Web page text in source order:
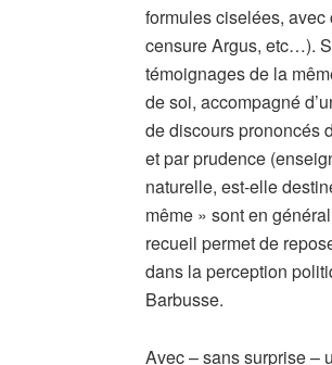
formules ciselées,
censure Argus, etc…).
témoignages de la
de soi, accompagné
de discours prononcés
et par prudence
naturelle, est-elle
même » sont en
recueil permet de
dans la perception
Barbusse.
Avec – sans surprise –